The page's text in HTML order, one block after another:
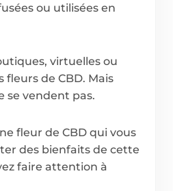
ou utilisées en
virtuelles ou
fleurs de CBD. Mais
se vendent pas.
fleur de CBD qui vous
des bienfaits de cette
faire attention à